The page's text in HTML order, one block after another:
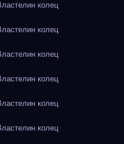
колец
колец
колец
колец
колец
колец